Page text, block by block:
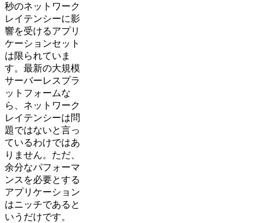
秒のネットワーク
レイテンシーに影
響を受けるアプリ
ケーションセット
は限られていま
す。最新の大規模
サーバーレスプラ
ットフォームな
ら、ネットワーク
レイテンシーは問
題ではないと言っ
ているわけではあ
りません。ただ、
余分なパフォーマ
ンスを必要とする
アプリケーション
はニッチであると
いうだけです。